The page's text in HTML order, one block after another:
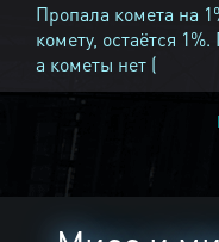
Пропала комета на
комету, остаётся
а кометы нет (